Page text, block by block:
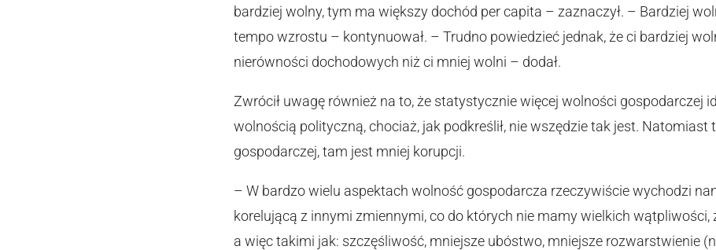
bardziej wolny, tym ma większy dochód per capita – zaznaczył. – Bardziej
tempo wzrostu – kontynuował. – Trudno powiedzieć jednak, że ci bardziej
nierówności dochodowych niż ci mniej wolni – dodał.
Zwrócił uwagę również na to, że statystycznie więcej wolności gospodarczej
wolnością polityczną, chociaż, jak podkreślił, nie wszędzie tak jest. Natomiast
gospodarczej, tam jest mniej korupcji.
– W bardzo wielu aspektach wolność gospodarcza rzeczywiście wychodzi
korelującą z innymi zmiennymi, co do których nie mamy wielkich wątpliwości,
a więc takimi jak: szczęśliwość, mniejsze ubóstwo, mniejsze rozwarstwienie